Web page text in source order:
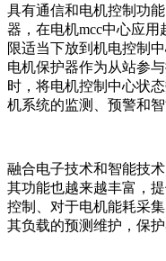
具有通信和电机控制功
器，在电机mcc中心应
限适当下放到机电控制
电机保护器作为从站参
时，将电机控制中心状
机系统的监测、预警和智
融合电子技术和智能技
其功能也越来越丰富，
控制、对于电机能耗采
其负载的预测维护，保